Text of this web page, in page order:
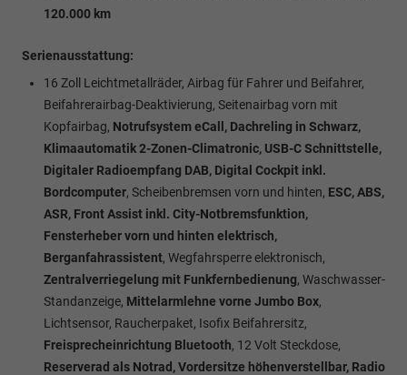
120.000 km
Serienausstattung:
16 Zoll Leichtmetallräder, Airbag für Fahrer und Beifahrer,
Beifahrerairbag-Deaktivierung, Seitenairbag vorn mit
Kopfairbag, Notrufsystem eCall, Dachreling in Schwarz,
Klimaautomatik 2-Zonen-Climatronic, USB-C Schnittstelle,
Digitaler Radioempfang DAB, Digital Cockpit inkl.
Bordcomputer, Scheibenbremsen vorn und hinten, ESC, ABS,
ASR, Front Assist inkl. City-Notbremsfunktion,
Fensterheber vorn und hinten elektrisch,
Berganfahrassistent, Wegfahrsperre elektronisch,
Zentralverriegelung mit Funkfernbedienung, Waschwasser-
Standanzeige, Mittelarmlehne vorne Jumbo Box,
Lichtsensor, Raucherpaket, Isofix Beifahrersitz,
Freisprecheinrichtung Bluetooth, 12 Volt Steckdose,
Reserverad als Notrad, Vordersitze höhenverstellbar, Radio